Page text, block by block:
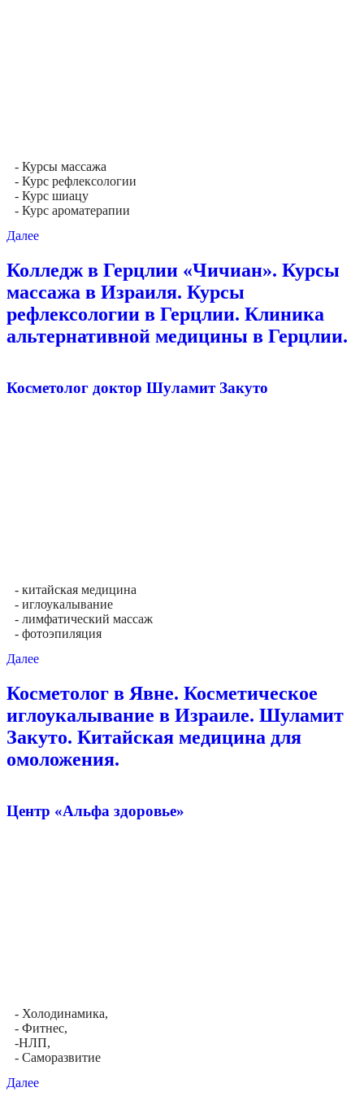
- Курсы массажа
- Курс рефлексологии
- Курс шиацу
- Курс ароматерапии
Далее
Колледж в Герцлии «Чичиан». Курсы
массажа в Израиля. Курсы
рефлексологии в Герцлии. Клиника
альтернативной медицины в Герцлии.
Косметолог доктор Шуламит Закуто
- китайская медицина
- иглоукалывание
- лимфатический массаж
- фотоэпиляция
Далее
Косметолог в Явне. Косметическое
иглоукалывание в Израиле. Шуламит
Закуто. Китайская медицина для
омоложения.
Центр «Альфа здоровье»
- Холодинамика,
- Фитнес,
-НЛП,
- Саморазвитие
Далее